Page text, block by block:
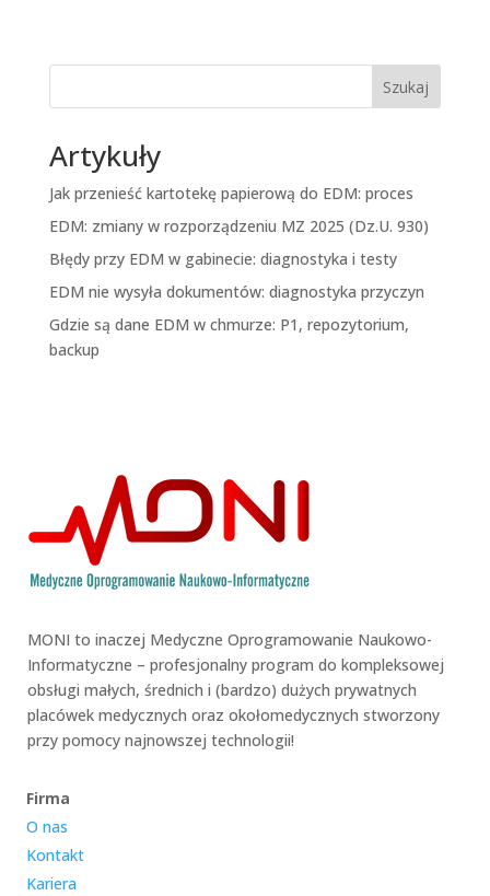
Szukaj
Artykuły
Jak przenieść kartotekę papierową do EDM: proces
EDM: zmiany w rozporządzeniu MZ 2025 (Dz.U. 930)
Błędy przy EDM w gabinecie: diagnostyka i testy
EDM nie wysyła dokumentów: diagnostyka przyczyn
Gdzie są dane EDM w chmurze: P1, repozytorium,
backup
MONI to inaczej Medyczne Oprogramowanie Naukowo-
Informatyczne – profesjonalny program do kompleksowej
obsługi małych, średnich i (bardzo) dużych prywatnych
placówek medycznych oraz okołomedycznych stworzony
przy pomocy najnowszej technologii!
Firma
O nas
Kontakt
Kariera